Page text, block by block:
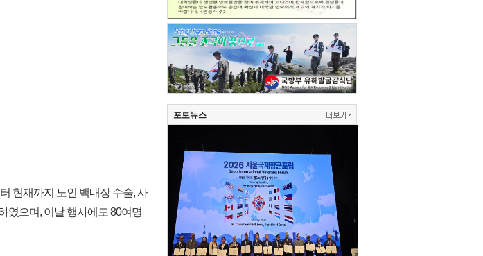
현재까지 노인 백내장 수술, 사
였으며, 이날 행사에도 80여명
포토뉴스